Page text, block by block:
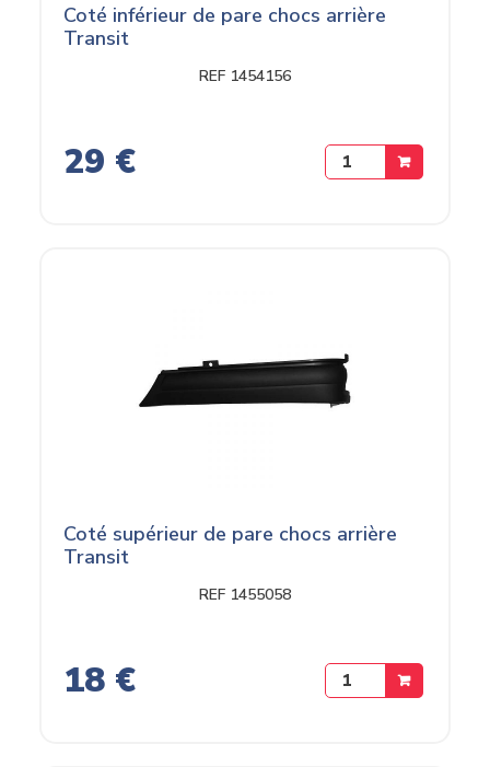
Coté inférieur de pare chocs arrière
Transit
REF 1454156
29 €
Coté supérieur de pare chocs arrière
Transit
REF 1455058
18 €